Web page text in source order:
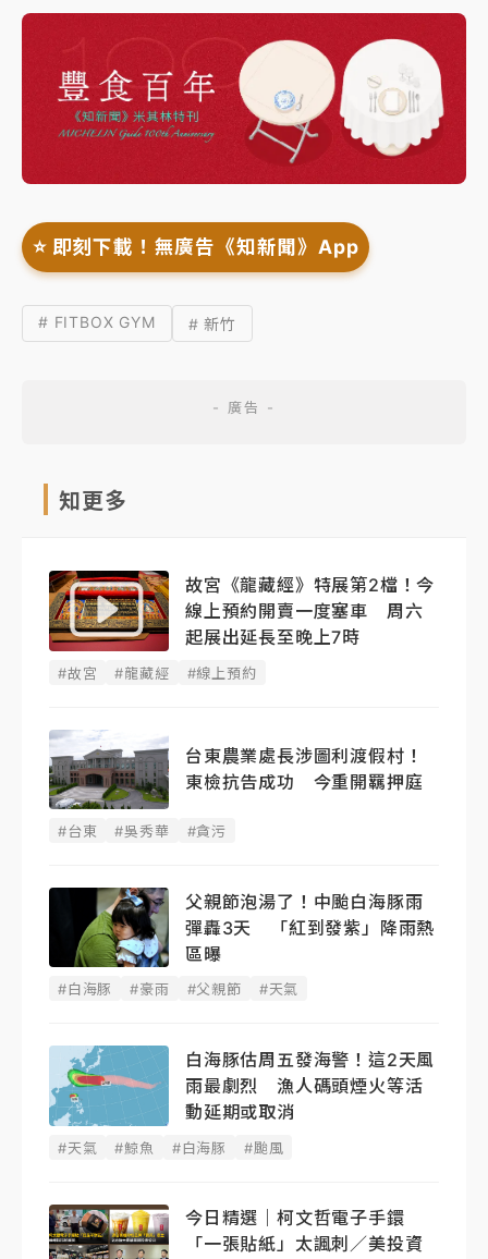
⭐️ 即刻下載！無廣告《知新聞》App
# FITBOX GYM # 新竹
知更多
故宮《龍藏經》特展第2檔！今
線上預約開賣一度塞車 周六
起展出延長至晚上7時
#故宮 #龍藏經 #線上預約
台東農業處長涉圖利渡假村！
東檢抗告成功 今重開羈押庭
#台東 #吳秀華 #貪污
父親節泡湯了！中颱白海豚雨
彈轟3天 「紅到發紫」降雨熱
區曝
#白海豚 #豪雨 #父親節 #天氣
白海豚估周五發海警！這2天風
雨最劇烈 漁人碼頭煙火等活
動延期或取消
#天氣 #鯨魚 #白海豚 #颱風
今日精選｜柯文哲電子手鐶
「一張貼紙」太諷刺／美投資